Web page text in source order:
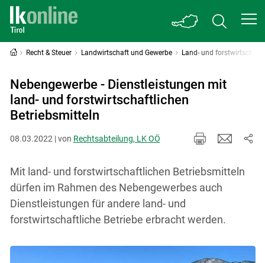
Recht & Steuer Landwirtschaft und Gewerbe Land- und
Nebengewerbe - Dienstleistungen mit
land- und forstwirtschaftlichen
Betriebsmitteln
08.03.2022 | von Rechtsabteilung, LK OÖ
Mit land- und forstwirtschaftlichen Betriebsmitteln
dürfen im Rahmen des Nebengewerbes auch
Dienstleistungen für andere land- und
forstwirtschaftliche Betriebe erbracht werden.